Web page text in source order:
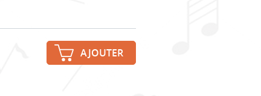
AJOUTER